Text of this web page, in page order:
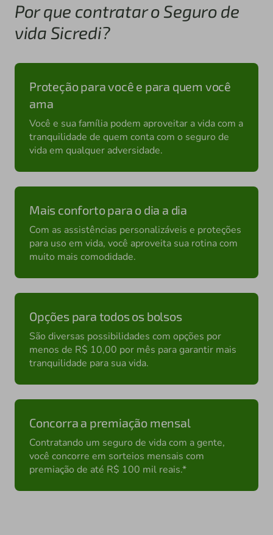
Por que contratar o Seguro de
vida Sicredi?
Proteção para você e para quem você
ama
Você e sua família podem aproveitar a vida com a
tranquilidade de quem conta com o seguro de
vida em qualquer adversidade.
Mais conforto para o dia a dia
Com as assistências personalizáveis e proteções
para uso em vida, você aproveita sua rotina com
muito mais comodidade.
Opções para todos os bolsos
São diversas possibilidades com opções por
menos de R$ 10,00 por mês para garantir mais
tranquilidade para sua vida.
Concorra a premiação mensal
Contratando um seguro de vida com a gente,
você concorre em sorteios mensais com
premiação de até R$ 100 mil reais.*